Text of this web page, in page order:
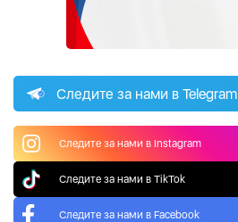
Следите за нами в Telegram
Следите за нами в Instagram
Следите за нами в TikTok
Следите за нами в Facebook